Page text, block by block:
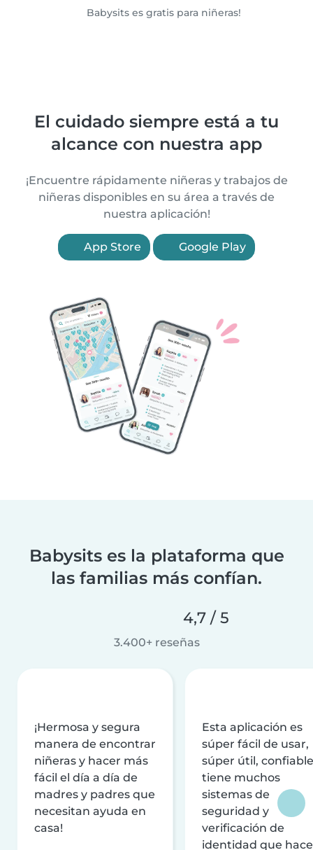
Babysits es gratis para niñeras!
El cuidado siempre está a tu
alcance con nuestra app
¡Encuentre rápidamente niñeras y trabajos de
niñeras disponibles en su área a través de
nuestra aplicación!
App Store Google Play
Babysits es la plataforma que
las familias más confían.
4,7 / 5
3.400+ reseñas
¡Hermosa y segura
manera de encontrar
niñeras y hacer más
fácil el día a día de
madres y padres que
necesitan ayuda en
casa!
Esta aplicación es
súper fácil de usar,
súper útil,
tiene muchos
sistemas de
seguridad y
verificación de
identidad que